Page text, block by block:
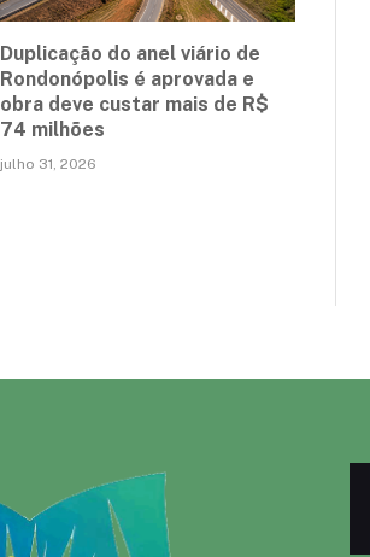
Duplicação do anel viário de
Rondonópolis é aprovada e
obra deve custar mais de R$
74 milhões
julho 31, 2026